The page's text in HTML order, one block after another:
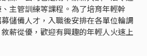
主管訓練等課程。為了培育年輕幹
儲備人才，入職後安排在各單位輪調
薪從優，歡迎有興趣的年輕人火速上